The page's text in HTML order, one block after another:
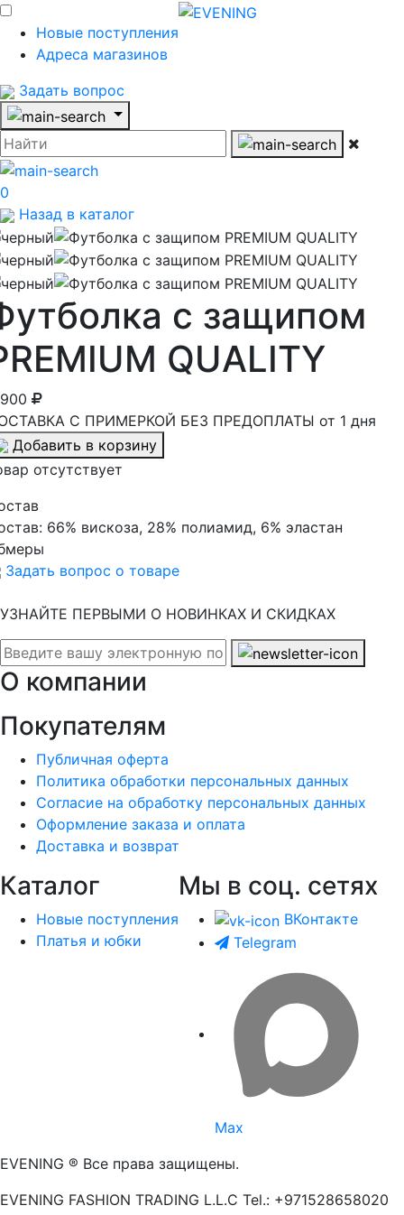
Новые поступления
Адреса магазинов
Задать вопрос
0
Назад в каталог
с защипом
QUALITY
С ПРИМЕРКОЙ БЕЗ ПРЕДОПЛАТЫ от 1 дня
Добавить в корзину
отсутствует
66% вискоза, 28% полиамид, 6% эластан
Задать вопрос о товаре
УЗНАЙТЕ ПЕРВЫМИ О НОВИНКАХ И СКИДКАХ
О компании
Покупателям
Публичная оферта
Политика обработки персональных данных
Согласие на обработку персональных данных
Оформление заказа и оплата
Доставка и возврат
Каталог
Новые поступления
Платья и юбки
Мы в соц. сетях
ВКонтакте
Telegram
Max
EVENING ® Все права защищены.
EVENING FASHION TRADING L.L.C Tel.: +971528658020